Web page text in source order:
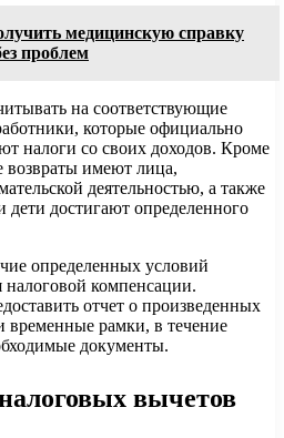
медицинскую справку
проблем
на соответствующие
которые официально
налоги со своих доходов. Кроме
возвраты имеют лица,
деятельностью, а также
достигают определенного
определенных условий
налоговой компенсации.
отчет о произведенных
временные рамки, в течение
документы.
вычетов